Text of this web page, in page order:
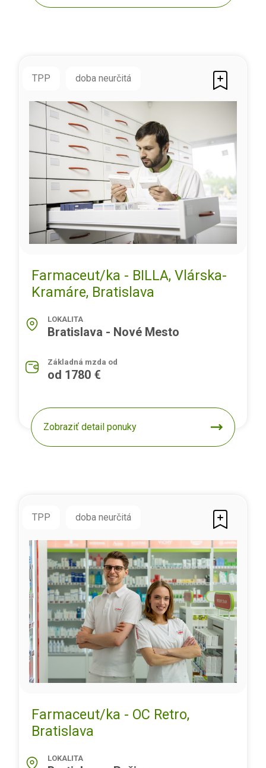
TPP doba neurčitá
Farmaceut/ka - BILLA, Vlárska-
Kramáre, Bratislava
LOKALITA
Bratislava - Nové Mesto
Základná mzda od
od 1780 €
Zobraziť detail ponuky
TPP doba neurčitá
Farmaceut/ka - OC Retro,
Bratislava
LOKALITA